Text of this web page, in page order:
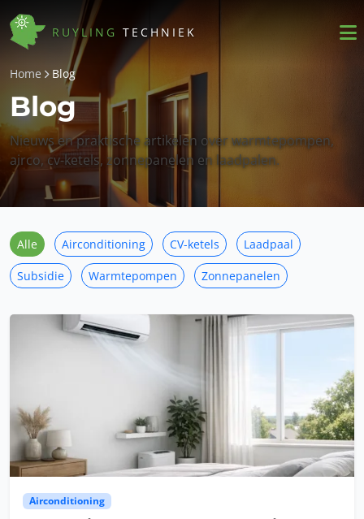
RUYLING TECHNIEK
Home Blog
Blog
Nieuws en praktische artikelen over warmtepompen,
airco, cv-ketels, zonnepanelen en laadpalen.
Alle Airconditioning CV-ketels Laadpaal
Subsidie Warmtepompen Zonnepanelen
Airconditioning